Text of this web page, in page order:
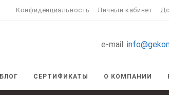
Конфиденциальность Личный кабинет
e-mail:
БЛОГ СЕРТИФИКАТЫ О КОМПАНИИ